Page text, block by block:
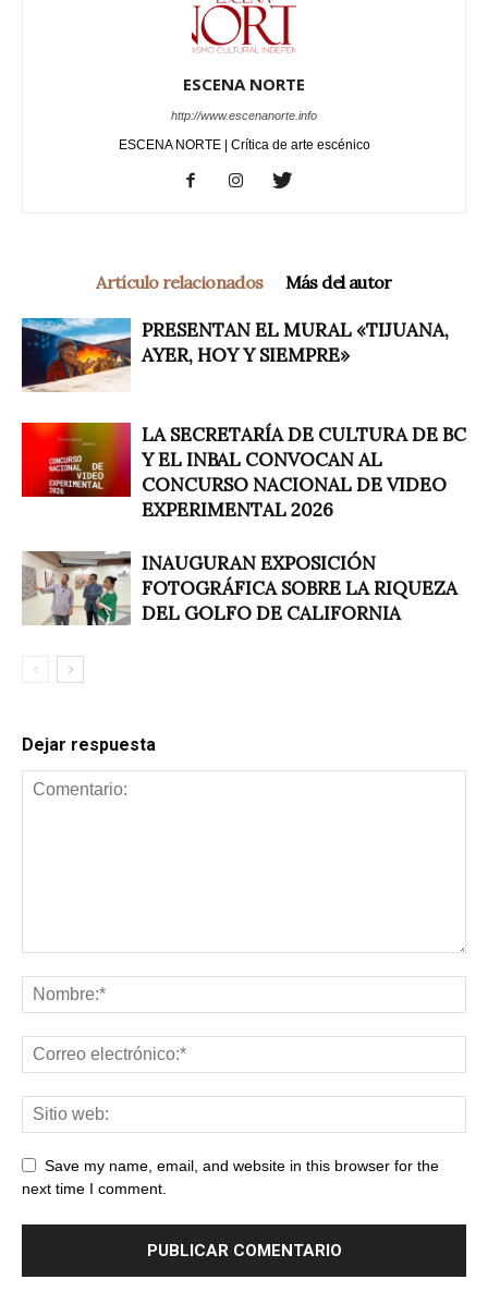
ESCENA NORTE
http://www.escenanorte.info
ESCENA NORTE | Crítica de arte escénico
Artículo relacionados Más del autor
PRESENTAN EL MURAL «TIJUANA,
AYER, HOY Y SIEMPRE»
LA SECRETARÍA DE CULTURA DE BC
Y EL INBAL CONVOCAN AL
CONCURSO NACIONAL DE VIDEO
EXPERIMENTAL 2026
INAUGURAN EXPOSICIÓN
FOTOGRÁFICA SOBRE LA RIQUEZA
DEL GOLFO DE CALIFORNIA
Dejar respuesta
Save my name, email, and website in this browser for the
next time I comment.